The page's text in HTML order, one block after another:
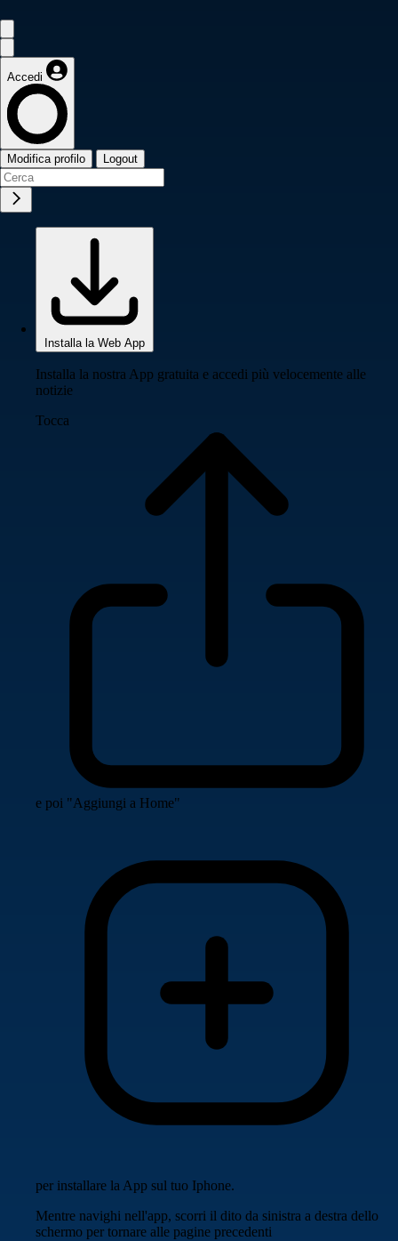
Accedi
Modifica profilo Logout
Installa la Web App
Installa la nostra App gratuita e accedi più velocemente alle
notizie
Tocca
e poi "Aggiungi a Home"
per installare la App sul tuo Iphone.
Mentre navighi nell'app, scorri il dito da sinistra a destra dello
schermo per tornare alle pagine precedenti